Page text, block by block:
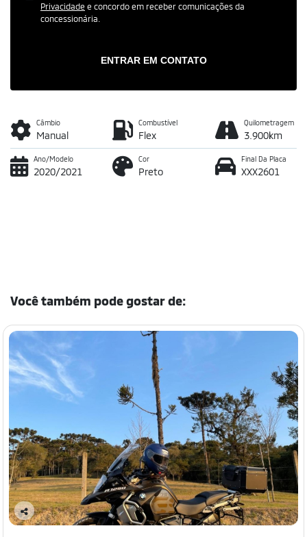
Privacidade e concordo em receber comunicações da
concessionária.
ENTRAR EM CONTATO
Câmbio
Manual
Combustível
Flex
Quilometragem
3.900km
Ano/Modelo
2020/2021
Cor
Preto
Final Da Placa
XXX2601
Você também pode gostar de:
Co